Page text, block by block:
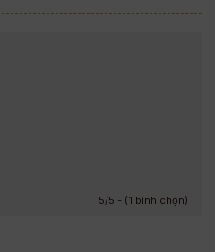
5/5 - (1 bình chọn)